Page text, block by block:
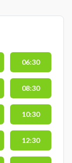
06:30
08:30
10:30
12:30